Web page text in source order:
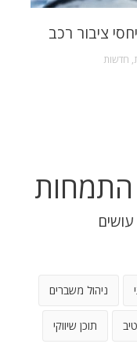
, חדשות
התמחות
ניהול משברים
תוכן שיווקי